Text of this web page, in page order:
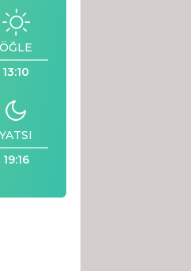
ÖĞLE
13:10
YATSI
19:16